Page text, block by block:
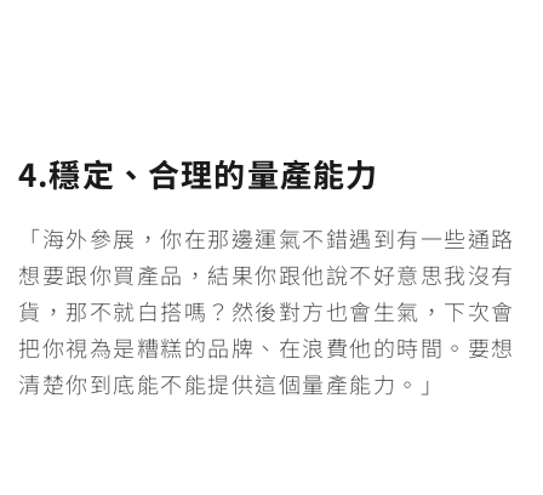
4.穩定、合理的量產能力
「海外參展，你在那邊運氣不錯遇到有一些通路
想要跟你買產品，結果你跟他說不好意思我沒有
貨，那不就白搭嗎？然後對方也會生氣，下次會
把你視為是糟糕的品牌、在浪費他的時間。要想
清楚你到底能不能提供這個量產能力。」